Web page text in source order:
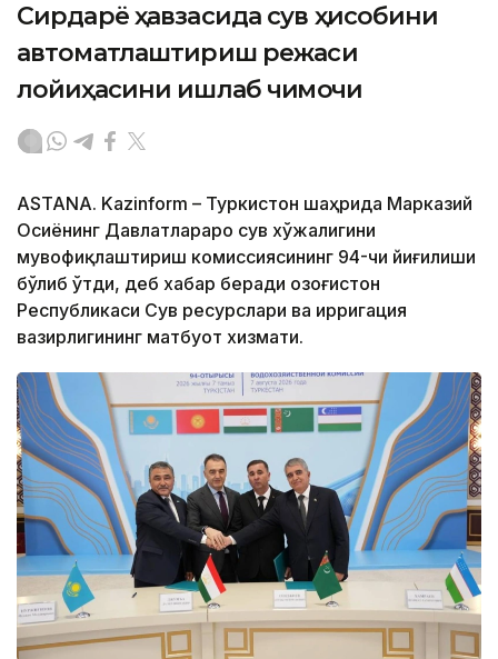
Сирдарё ҳавзасида сув ҳисобини
автоматлаштириш режаси
лойиҳасини ишлаб чиқмоқчи
ASTANA. Kazinform – Туркистон шаҳрида Марказий
Осиёнинг Давлатлараро сув хўжалигини
мувофиқлаштириш комиссиясининг 94-чи йиғилиши
бўлиб ўтди, деб хабар беради Қозоғистон
Республикаси Сув ресурслари ва ирригация
вазирлигининг матбуот хизмати.